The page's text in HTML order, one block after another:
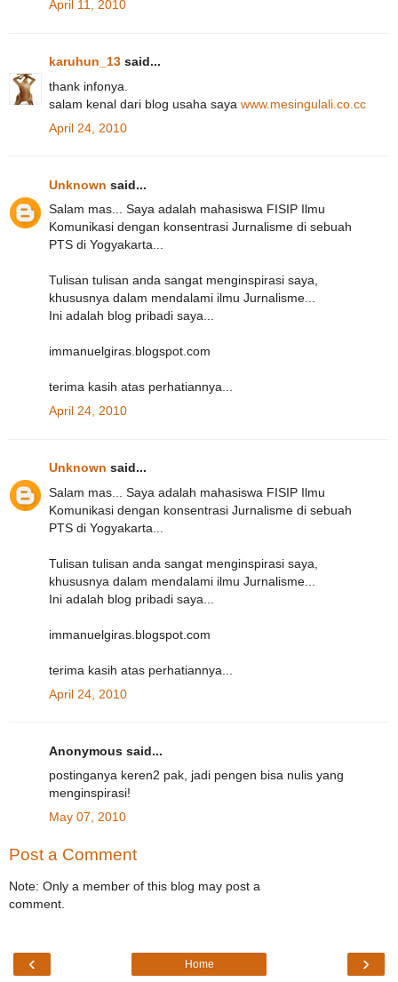
April 11, 2010
karuhun_13 said...
thank infonya.
salam kenal dari blog usaha saya www.mesingulali.co.cc
April 24, 2010
Unknown said...
Salam mas... Saya adalah mahasiswa FISIP Ilmu
Komunikasi dengan konsentrasi Jurnalisme di sebuah
PTS di Yogyakarta...
Tulisan tulisan anda sangat menginspirasi saya,
khususnya dalam mendalami ilmu Jurnalisme...
Ini adalah blog pribadi saya...
immanuelgiras.blogspot.com
terima kasih atas perhatiannya...
April 24, 2010
Unknown said...
Salam mas... Saya adalah mahasiswa FISIP Ilmu
Komunikasi dengan konsentrasi Jurnalisme di sebuah
PTS di Yogyakarta...
Tulisan tulisan anda sangat menginspirasi saya,
khususnya dalam mendalami ilmu Jurnalisme...
Ini adalah blog pribadi saya...
immanuelgiras.blogspot.com
terima kasih atas perhatiannya...
April 24, 2010
Anonymous said...
postinganya keren2 pak, jadi pengen bisa nulis yang
menginspirasi!
May 07, 2010
Post a Comment
Note: Only a member of this blog may post a
comment.
‹ ›
Home